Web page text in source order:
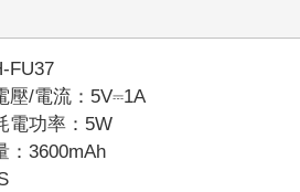
FU37
壓/電流：5V⎓1A
電功率：5W
：3600mAh